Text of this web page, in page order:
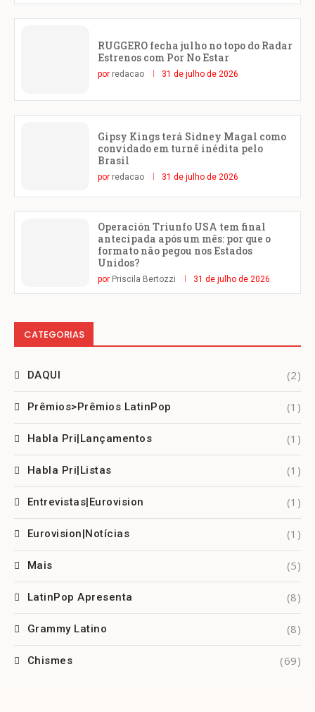
RUGGERO fecha julho no topo do Radar
Estrenos com Por No Estar
por redacao 31 de julho de 2026
Gipsy Kings terá Sidney Magal como
convidado em turnê inédita pelo
Brasil
por redacao 31 de julho de 2026
Operación Triunfo USA tem final
antecipada após um mês: por que o
formato não pegou nos Estados
Unidos?
por Priscila Bertozzi 31 de julho de 2026
CATEGORIAS
DAQUI (2)
Prêmios>Prêmios LatinPop (1)
Habla Pri|Lançamentos (1)
Habla Pri|Listas (1)
Entrevistas|Eurovision (1)
Eurovision|Notícias (1)
Mais (5)
LatinPop Apresenta (8)
Grammy Latino (8)
Chismes (69)